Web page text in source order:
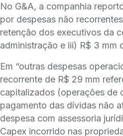
No G&A, a companhia
por despesas não
retenção dos executivos da
administração e iii) R$ 3 mm
Em “outras despesas
recorrente de R$ 29 mm
capitalizados (operações de
pagamento das dívidas não
despesa com assessoria
Capex incorrido nas